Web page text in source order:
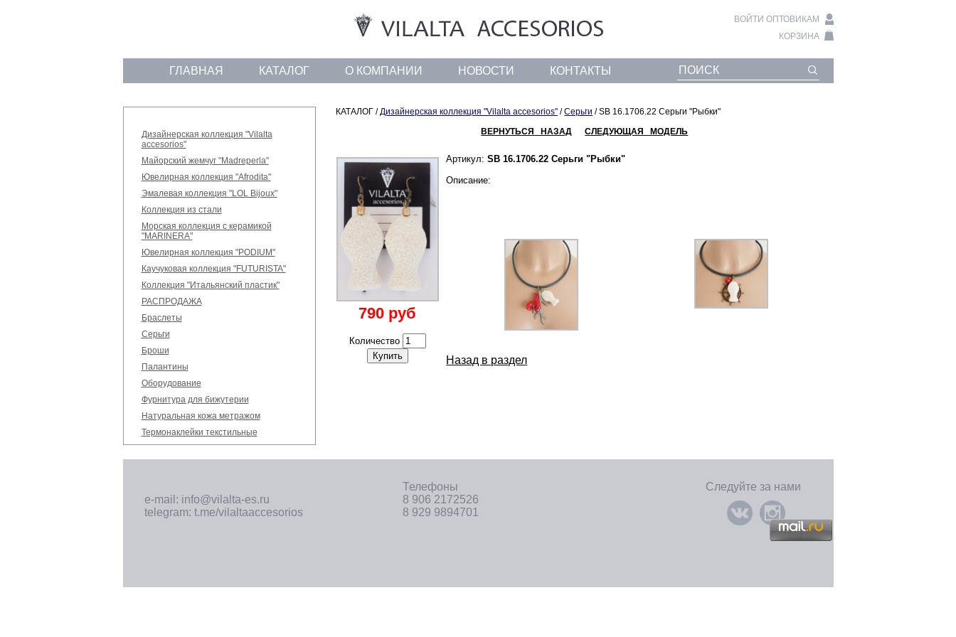
ВОЙТИ ОПТОВИКАМ
КОРЗИНА
ГЛАВНАЯ КАТАЛОГ О КОМПАНИИ НОВОСТИ КОНТАКТЫ
Дизайнерская коллекция "Vilalta
accesorios"
Майорский жемчуг "Madreperla"
Ювелирная коллекция "Afrodita"
Эмалевая коллекция "LOL Bijoux"
Коллекция из стали
Морская коллекция с керамикой
"MARINERA"
Ювелирная коллекция "PODIUM"
Каучуковая коллекция "FUTURISTA"
Коллекция "Итальянский пластик"
РАСПРОДАЖА
Браслеты
Серьги
Броши
Палантины
Оборудование
Фурнитура для бижутерии
Натуральная кожа метражом
Термонаклейки текстильные
КАТАЛОГ /Дизайнерская коллекция "Vilalta accesorios" /Серьги / SB 16.1706.22 Серьги "Рыбки"
ВЕРНУТЬСЯ НАЗАД
СЛЕДУЮЩАЯ МОДЕЛЬ
790 руб
Количество
Купить
Артикул:SB 16.1706.22 Серьги "Рыбки"
Описание:
Назад в раздел
e-mail: info@vilalta-es.ru
telegram: t.me/vilaltaaccesorios
Телефоны
8 906 2172526
8 929 9894701
Следуйте за нами